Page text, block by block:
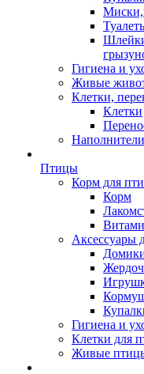
Гигиена и
Живые
Клетки,
Клетки
Птицы
Корм для
Корм
Аксессуары
Гигиена и
Клетки для
Живые